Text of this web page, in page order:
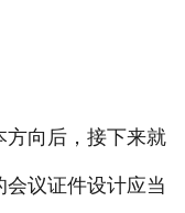
方向后，接下来就
议证件设计应当